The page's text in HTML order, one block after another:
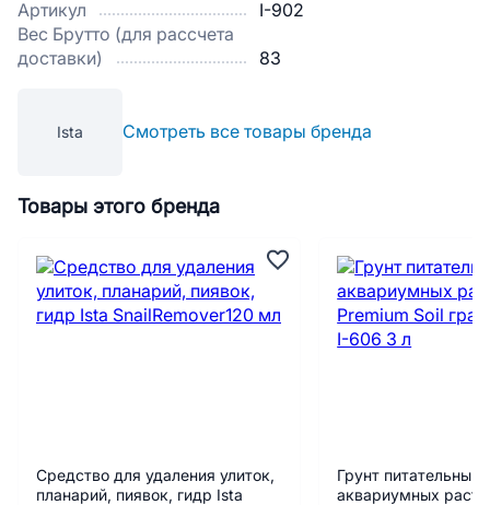
Артикул
I-902
Вес Брутто (для рассчета
доставки)
83
Ista Смотреть все товары бренда
Товары этого бренда
Средство для удаления улиток,
планарий, пиявок, гидр Ista
Грунт питательный
аквариумных